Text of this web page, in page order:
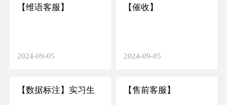
【维语客服】
2024-09-05
【催收】
2024-09-05
【数据标注】实习生 【售前客服】